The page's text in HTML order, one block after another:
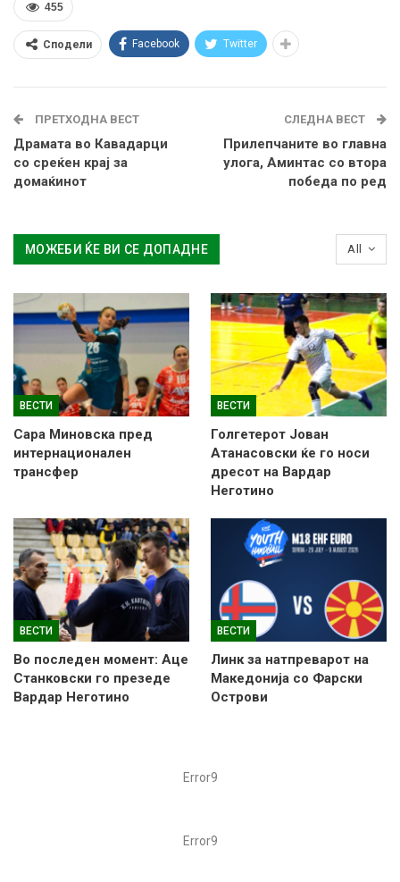
455
Сподели Facebook Twitter
ПРЕТХОДНА ВЕСТ
Драмата во Кавадарци
со среќен крај за
домаќинот
СЛЕДНА ВЕСТ
Прилепчаните во главна
улога, Аминтас со втора
победа по ред
All
МОЖЕБИ ЌЕ ВИ СЕ ДОПАДНЕ
ВЕСТИ
Сара Миновска пред
интернационален
трансфер
ВЕСТИ
Голгетерот Јован
Атанасовски ќе го носи
дресот на Вардар
Неготино
ВЕСТИ
Во последен момент: Аце
Станковски го презеде
Вардар Неготино
ВЕСТИ
Линк за натпреварот на
Македонија со Фарски
Острови
Error9
Error9